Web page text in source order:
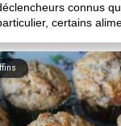
connus
certains